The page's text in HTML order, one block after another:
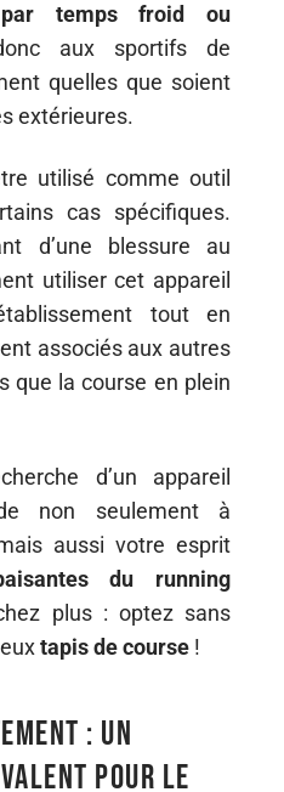
par temps froid ou
aux sportifs de
quelles que soient
extérieures.
utilisé comme outil
cas spécifiques.
d’une blessure au
utiliser cet appareil
tout en
associés aux autres
que la course en plein
d’un appareil
non seulement à
aussi votre esprit
du running
plus : optez sans
tapis de course !
: un
pour le